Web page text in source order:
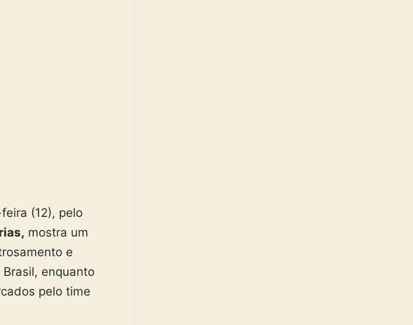
(12), pelo
mostra um
e
enquanto
pelo time